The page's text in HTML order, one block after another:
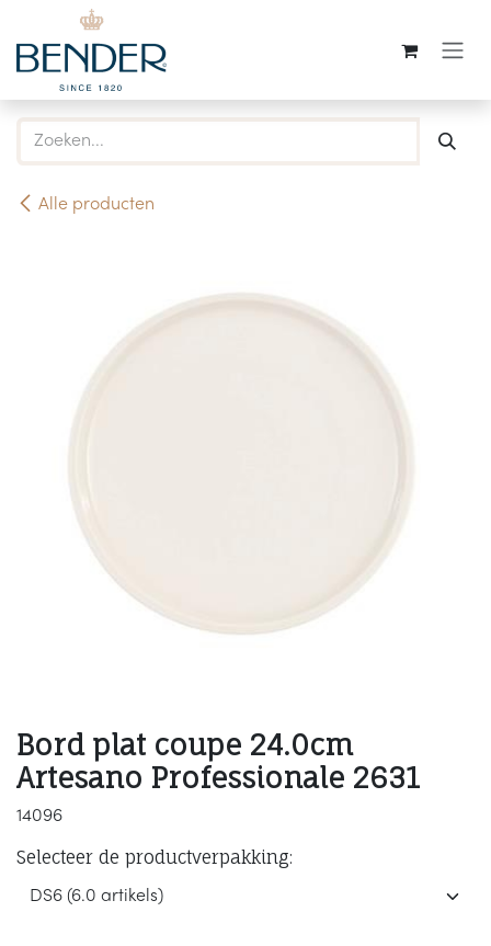
Overslaan naar inhoud
Alle producten
Bord plat coupe 24.0cm
Artesano Professionale 2631
14096
Selecteer de productverpakking: